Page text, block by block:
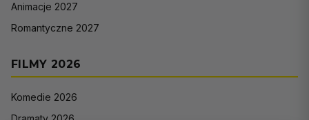
Animacje 2027
Romantyczne 2027
FILMY 2026
Komedie 2026